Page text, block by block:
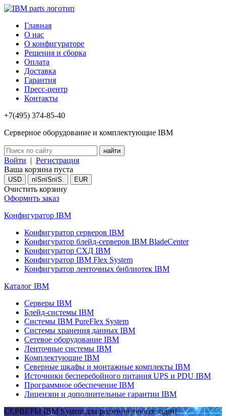
Главная
О нас
О конфигураторе
Решения и сборка
Оплата
Доставка
Гарантия
Пресс-центр
Контакты
+7(495) 374-85-40
Серверное оборудование и комплектующие IBM
Войти | Регистрация
Ваша корзина пуста
USD пїЅпїЅпїЅ. EUR
Очистить корзину
Оформить заказ
Конфигуратор IBM
Конфигуратор серверов IBM
Конфигуратор блейд-серверов IBM BladeCenter
Конфигуратор СХД IBM
Конфигуратор IBM Flex System
Конфигуратор ленточных библиотек IBM
Каталог IBM
Серверы IBM
Блейд-системы IBM
Системы IBM PureFlex System
Системы хранения данных IBM
Сетевое оборудование IBM
Ленточные системы IBM
Комплектующие IBM
Северные шкафы и монтажные комплекты IBM
Источники бесперебойного питания UPS и PDU IBM
Программное обеспечение IBM
Лицензии и дополнительные гарантии IBM
СЕРВЕРЫ IBM System для решения любых задач!